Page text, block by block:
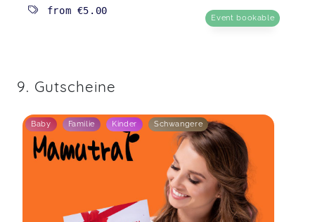
from €5.00
Event bookable
9. Gutscheine
Baby Familie Kinder Schwangere